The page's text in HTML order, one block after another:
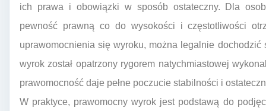
ich prawa i obowiązki w sposób ostateczny. Dla
pewność prawną co do wysokości i częstotliwości
uprawomocnienia się wyroku, można legalnie
wyrok został opatrzony rygorem natychmiastowej
prawomocność daje pełne poczucie stabilności i
W praktyce, prawomocny wyrok jest podstawą do